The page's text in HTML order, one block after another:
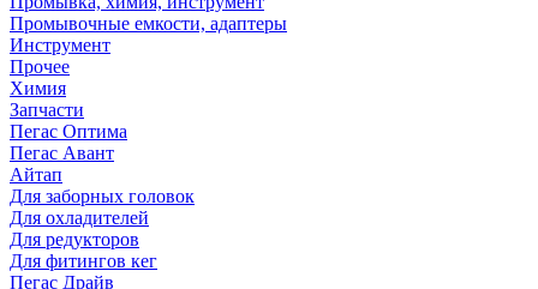
Промывочные емкости, адаптеры
Инструмент
Прочее
Химия
Запчасти
Пегас Оптима
Пегас Авант
Айтап
Для заборных головок
Для охладителей
Для редукторов
Для фитингов кег
Пегас Драйв